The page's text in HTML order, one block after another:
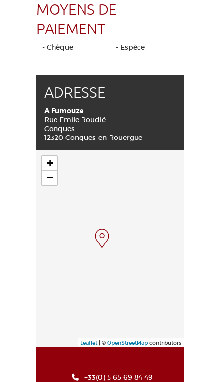
MOYENS DE
PAIEMENT
- Chèque - Espèce
ADRESSE
A Fumouze
Rue Emile Roudié
Conques
12320 Conques-en-Rouergue
+
−
Leaflet| © OpenStreetMap contributors
+33(0) 5 65 69 84 49